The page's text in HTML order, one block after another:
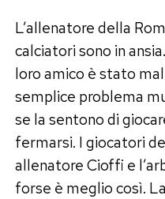
L’allenatore della
calciatori sono in
loro amico è stato
semplice problema
se la sentono di
fermarsi. I giocatori
allenatore Cioffi e
forse è meglio così.